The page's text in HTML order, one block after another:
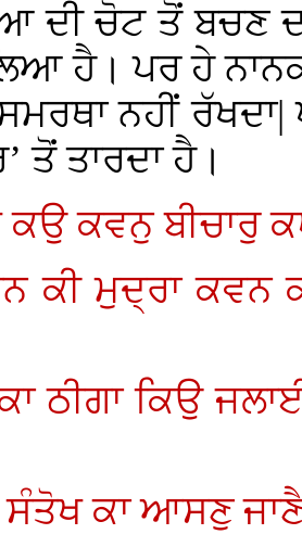
ਦੀ ਚੋਟ ਤੋਂ ਬਚਣ
ਹੈ। ਪਰ ਹੇ
ਨਹੀਂ
ਤੋਂ ਤਾਰਦਾ ਹੈ।
ਕਵਨੁ ਬੀਚਾਰੁ
ਕੀ ਮੁਦ੍ਰਾ ਕਵਨ
ਠੀਗਾ ਕਿਉ
ਕਾ ਆਸਣੁ